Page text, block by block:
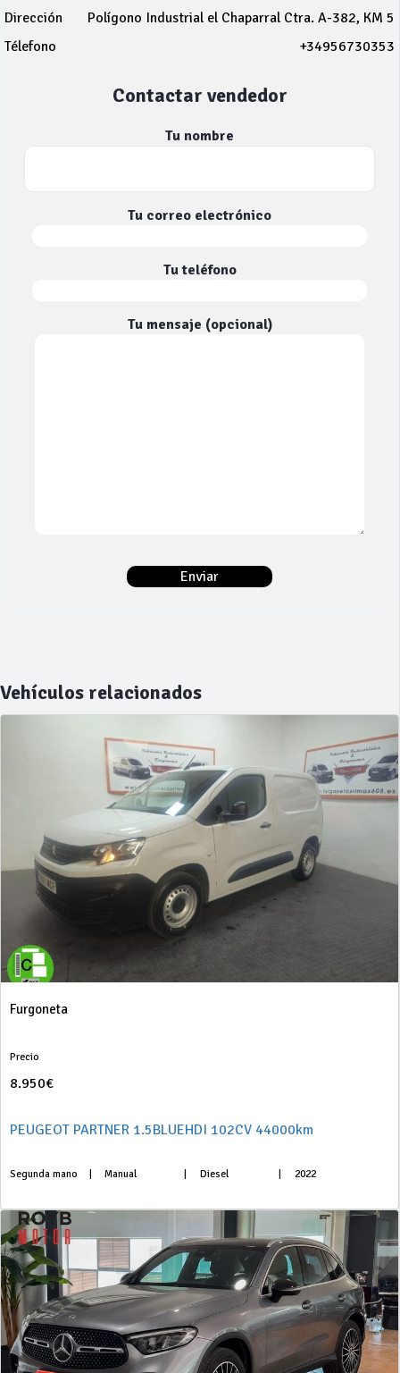
Dirección
Polígono Industrial el Chaparral Ctra. A-382, KM 5
Télefono
+34956730353
Contactar vendedor
Tu nombre
Tu correo electrónico
Tu teléfono
Tu mensaje (opcional)
Vehículos relacionados
Furgoneta
Precio
8.950€
PEUGEOT PARTNER 1.5BLUEHDI 102CV 44000km
Segunda mano Manual Diesel 2022